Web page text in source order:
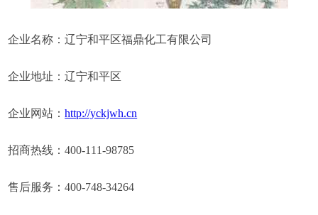
企业名称：辽宁和平区福鼎化工有限公司
企业地址：辽宁和平区
企业网站：http://yckjwh.cn
招商热线：400-111-98785
售后服务：400-748-34264